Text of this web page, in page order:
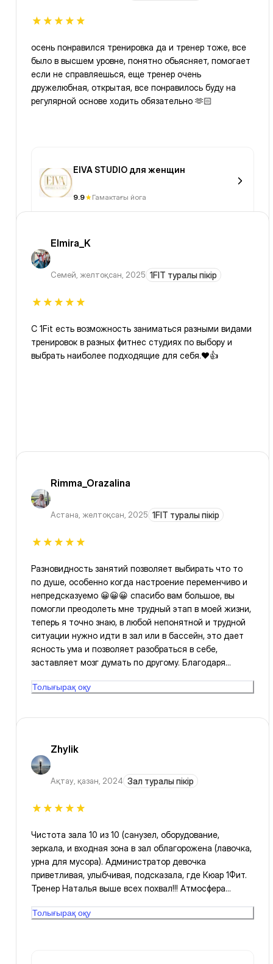
осень понравился тренировка да и тренер тоже, все
было в высшем уровне, понятно обьясняет, помогает
если не справляешься, еще тренер очень
дружелюбная, открытая, все понравилось буду на
регулярной основе ходить обязательно 🫶🏻
EIVA STUDIO для женщин
9.9 Гамактағы йога
Elmira_K
Семей, желтоқсан, 2025 1FIT туралы пікір
С 1Fit есть возможность заниматься разными видами
тренировок в разных фитнес студиях по выбору и
выбрать наиболее подходящие для себя.❤️👍
Rimma_Orazalina
Астана, желтоқсан, 2025 1FIT туралы пікір
Разновидность занятий позволяет выбирать что то
по душе, особенно когда настроение переменчиво и
непредсказуемо 😀😀😀 спасибо вам большое, вы
помогли преодолеть мне трудный этап в моей жизни,
теперь я точно знаю, в любой непонятной и трудной
ситуации нужно идти в зал или в бассейн, это дает
ясность ума и позволяет разобраться в себе,
заставляет мозг думать по другому. Благодаря
где удобно
Толығырақ оқу
Zhylik
Ақтау, қазан, 2024 Зал туралы пікір
Чистота зала 10 из 10 (санузел, оборудование,
зеркала, и входная зона в зал облагорожена (лавочка,
урна для мусора). Администратор девочка
приветливая, улыбчивая, подсказала, где Кюар 1Фит.
Тренер Наталья выше всех похвал!!! Атмосфера
расслаблению под приятную музыку! Рада
Толығырақ оқу